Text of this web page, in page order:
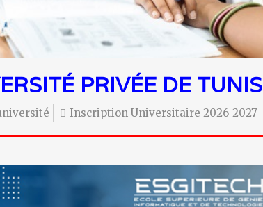
PRIVÉE DE TUNIS
Inscription Universitaire 2026-2027